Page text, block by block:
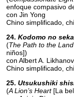
enfoque compasivo
con Jin Yong
Chino simplificado,
24.Kodomo no
(The Path to the
niños])
con Albert A. Likhanov
Chino simplificado,
25.Utsukushiki
(A Lion’s Heart[La